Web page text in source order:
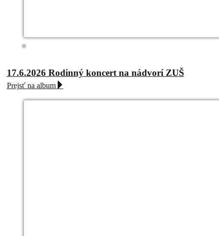
17.6.2026 Rodinný koncert na nádvorí ZUŠ
Prejsť na album